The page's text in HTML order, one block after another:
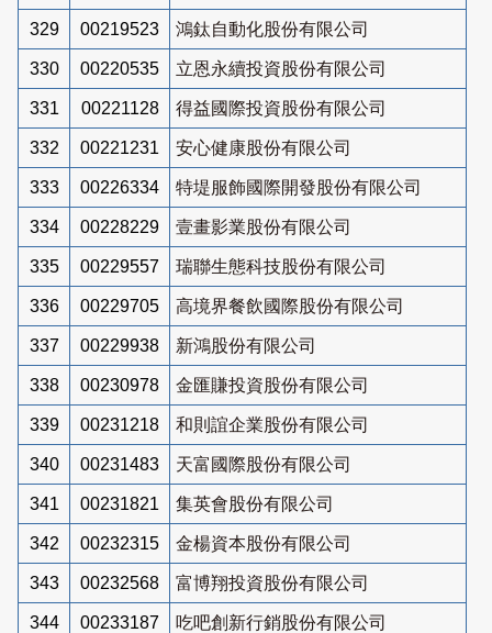
329 00219523 鴻鈦自動化股份有限公司
330 00220535 立恩永續投資股份有限公司
331 00221128 得益國際投資股份有限公司
332 00221231 安心健康股份有限公司
333 00226334 特堤服飾國際開發股份有限公司
334 00228229 壹畫影業股份有限公司
335 00229557 瑞聯生態科技股份有限公司
336 00229705 高境界餐飲國際股份有限公司
337 00229938 新鴻股份有限公司
338 00230978 金匯賺投資股份有限公司
339 00231218 和則誼企業股份有限公司
340 00231483 天富國際股份有限公司
341 00231821 集英會股份有限公司
342 00232315 金楊資本股份有限公司
343 00232568 富博翔投資股份有限公司
344 00233187 吃吧創新行銷股份有限公司